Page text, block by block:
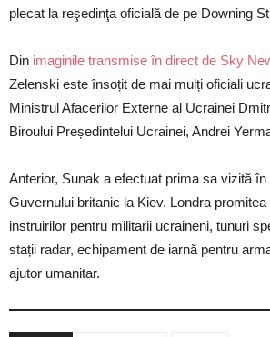
plecat la reşedinţa oficială de pe Downing
Din imaginile transmise în direct de Sky
Zelenski este însoțit de mai mulți oficiali
Ministrul Afacerilor Externe al Ucrainei
Biroului Președintelui Ucrainei, Andrei
Anterior, Sunak a efectuat prima sa vizită
Guvernului britanic la Kiev. Londra
instruirilor pentru militarii ucraineni, tunuri
stații radar, echipament de iarnă pentru
ajutor umanitar.